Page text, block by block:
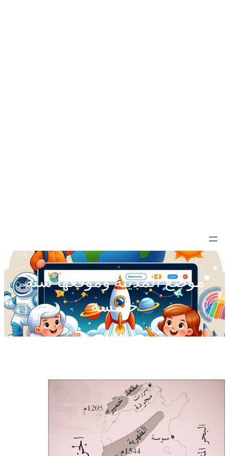
تخطى
إلى
المحتوى
موضع المدينة وموقعها سنة
خامسة